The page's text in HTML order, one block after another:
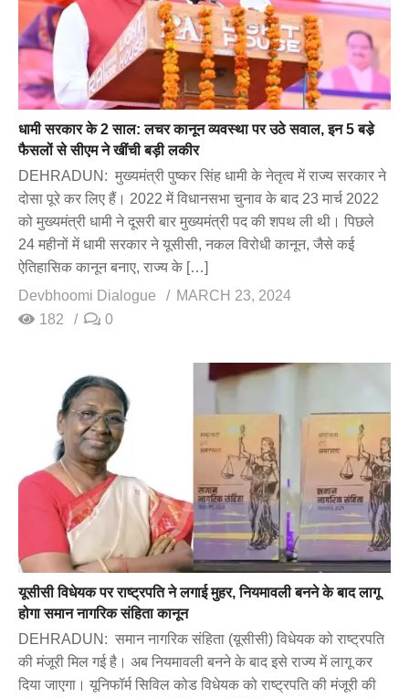
धामी सरकार के 2 साल: लचर कानून व्यवस्था पर उठे सवाल, इन 5 बडे़
फैसलों से सीएम ने खींची बड़ी लकीर
DEHRADUN: मुख्यमंत्री पुष्कर सिंह धामी के नेतृत्व में राज्य सरकार ने
दोसा पूरे कर लिए हैं। 2022 में विधानसभा चुनाव के बाद 23 मार्च 2022
को मुख्यमंत्री धामी ने दूसरी बार मुख्यमंत्री पद की शपथ ली थी। पिछले
24 महीनों में धामी सरकार ने यूसीसी, नकल विरोधी कानून, जैसे कई
ऐतिहासिक कानून बनाए, राज्य के […]
Devbhoomi Dialogue
MARCH 23, 2024
182
0
यूसीसी विधेयक पर राष्ट्रपति ने लगाई मुहर, नियमावली बनने के बाद लागू
होगा समान नागरिक संहिता कानून
DEHRADUN: समान नागरिक संहिता (य़ूसीसी) विधेयक को राष्ट्रपति
की मंजूरी मिल गई है। अब नियमावली बनने के बाद इसे राज्य में लागू कर
दिया जाएगा। यूनिफॉर्म सिविल कोड विधेयक को राष्ट्रपति की मंजूरी की